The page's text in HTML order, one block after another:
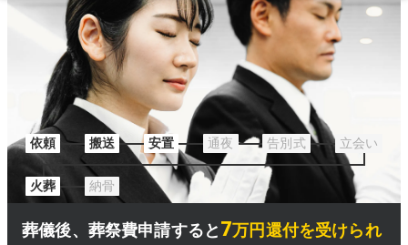
依頼 搬送 安置 通夜 告別式 立会い
火葬 納骨
葬儀後、 葬祭費申請すると7万円還付を受けられ